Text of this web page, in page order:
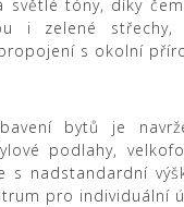
světlé tóny, díky
i zelené
s okolní
bytů je
podlahy,
s nadstandardní
pro individuální